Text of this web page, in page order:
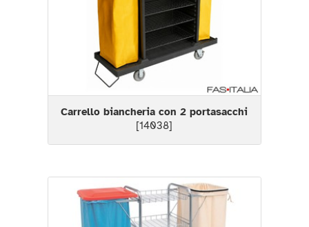
Carrello biancheria con 2 portasacchi
[14038]